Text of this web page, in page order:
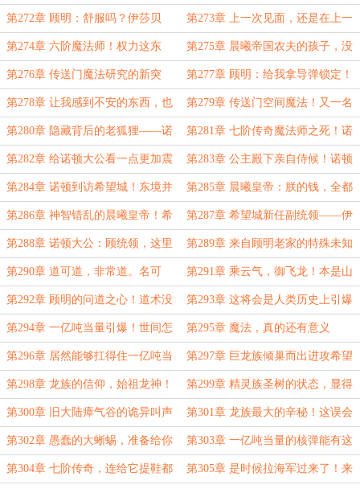
最薄弱的部分！ 意和平归附的，待遇从优。不愿意
的……
第272章 顾明：舒服吗？伊莎贝
拉：舒服！
第273章 上一次见面，还是在上一
次吧！
第274章 六阶魔法师！权力这东
西，真的会腐蚀人！
第275章 晨曦帝国农夫的孩子，没
有任何学习魔法的资格！
第276章 传送门魔法研究的新突
破！七阶传说魔法师——夜鸦！
第277章 顾明：给我拿导弹锁定！
干掉他！
第278章 让我感到不安的东西，也
该出现了！
第279章 传送门空间魔法！又一名
七阶传奇魔法师！
第280章 隐藏背后的老狐狸——诺
顿大公！
第281章 七阶传奇魔法师之死！诺
顿不怕皇帝，他怕审判之剑啊！
第282章 给诺顿大公看一点更加震
撼的东西！
第283章 公主殿下亲自侍候！诺顿
家族与东境共存亡！
第284章 诺顿到访希望城！东境并
入希望城签约仪式！
第285章 晨曦皇帝：朕的钱，全都
是朕的钱！晨曦帝国摇摇欲坠！
第286章 神智错乱的晨曦皇帝！希
望城的军队正在向帝都移动！
第287章 希望城新任副统领——伊
莎贝拉！顾指挥是不是把咱们给忘
了？
第288章 诺顿大公：顾统领，这里
不是晨曦大陆吧？！
第289章 来自顾明老家的特殊未知
魔法！
第290章 道可道，非常道。名可
名，非常名！
第291章 乘云气，御飞龙！本是山
中仙！
第292章 顾明的问道之心！道术没
错，是世界的错！
第293章 这将会是人类历史上引爆
过的最大当量的核弹！
第294章 一亿吨当量引爆！世间怎
么会有这样的力量！！！
第295章 魔法，真的还有意义
吗？！来自地狱的诡异嘶叫声！
第296章 居然能够扛得住一亿吨当
量的核弹攻击！那个东西，还活着！
第297章 巨龙族倾巢而出进攻希望
城？蓄谋已久的袭击！
第298章 龙族的信仰，始祖龙神！
亡灵天灾曾经的最后一场战役！
第299章 精灵族圣树的状态，显得
有些过于特殊了！
第300章 旧大陆瘴气谷的诡异叫声
是来自于始祖龙神？！
第301章 龙族最大的辛秘！这误会
也太大了吧！
第302章 愚蠢的大蜥蜴，准备给你
们龙族的族长、长老收尸吧！
第303章 一亿吨当量的核弹能有这
么大的威力吗？
第304章 七阶传奇，连给它提鞋都 第305章 是时候拉海军过来了！来